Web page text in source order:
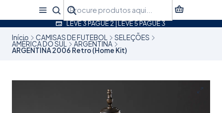
LEVE 3 PAGUE 2 | LEVE 5 PAGUE 3
Início CAMISAS DE FUTEBOL SELEÇÕES
AMÉRICA DO SUL ARGENTINA
ARGENTINA 2006 Retro (Home Kit)